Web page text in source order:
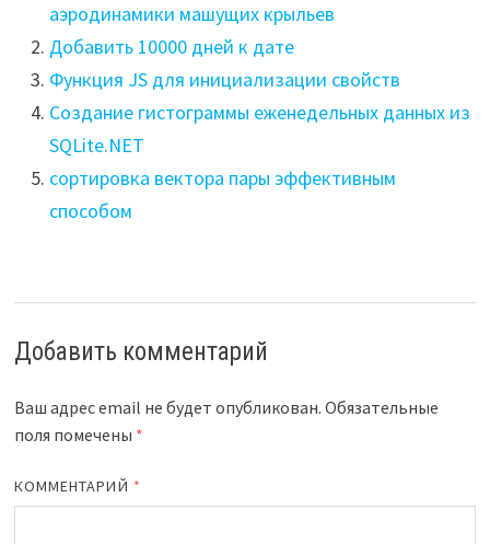
аэродинамики машущих крыльев
Добавить 10000 дней к дате
Функция JS для инициализации свойств
Создание гистограммы еженедельных данных из
SQLite.NET
сортировка вектора пары эффективным
способом
Добавить комментарий
Ваш адрес email не будет опубликован. Обязательные
поля помечены *
КОММЕНТАРИЙ *